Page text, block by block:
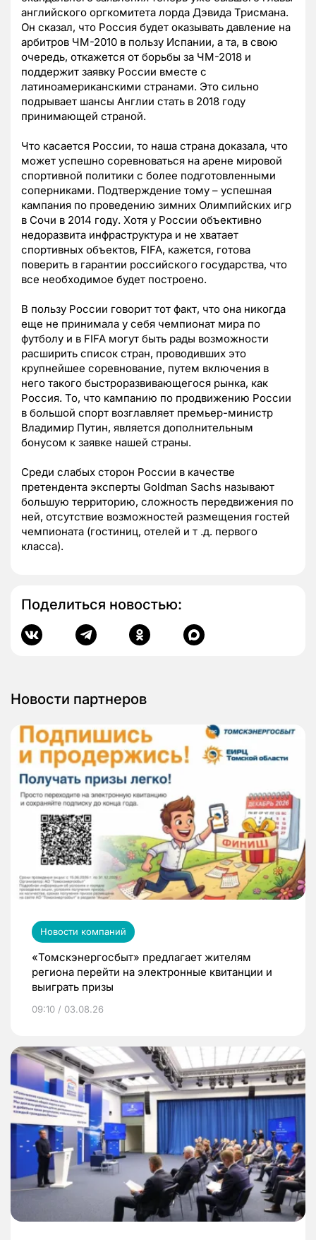
английского оргкомитета лорда Дэвида Трисмана.
Он сказал, что Россия будет оказывать давление на
арбитров ЧМ-2010 в пользу Испании, а та, в свою
очередь, откажется от борьбы за ЧМ-2018 и
поддержит заявку России вместе с
латиноамериканскими странами. Это сильно
подрывает шансы Англии стать в 2018 году
принимающей страной.
Что касается России, то наша страна доказала, что
может успешно соревноваться на арене мировой
спортивной политики с более подготовленными
соперниками. Подтверждение тому – успешная
кампания по проведению зимних Олимпийских игр
в Сочи в 2014 году. Хотя у России объективно
недоразвита инфраструктура и не хватает
спортивных объектов, FIFA, кажется, готова
поверить в гарантии российского государства, что
все необходимое будет построено.
В пользу России говорит тот факт, что она никогда
еще не принимала у себя чемпионат мира по
футболу и в FIFA могут быть рады возможности
расширить список стран, проводивших это
крупнейшее соревнование, путем включения в
него такого быстроразвивающегося рынка, как
Россия. То, что кампанию по продвижению России
в большой спорт возглавляет премьер-министр
Владимир Путин, является дополнительным
бонусом к заявке нашей страны.
Среди слабых сторон России в качестве
претендента эксперты Goldman Sachs называют
большую территорию, сложность передвижения по
ней, отсутствие возможностей размещения гостей
чемпионата (гостиниц, отелей и т .д. первого
класса).
Поделиться новостью:
Новости партнеров
Новости компаний
«Томскэнергосбыт» предлагает жителям
региона перейти на электронные квитанции и
выиграть призы
09:10 / 03.08.26